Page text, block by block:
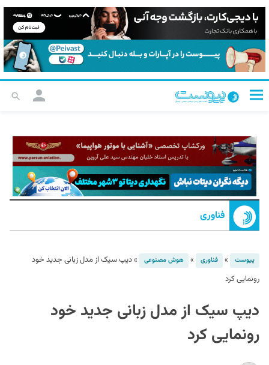
فناوری
پیوست » فناوری » هوش مصنوعی »دیپ سیک از مدل زبانی جدید خود
رونمایی کرد
دیپ سیک از مدل زبانی جدید خود
رونمایی کرد